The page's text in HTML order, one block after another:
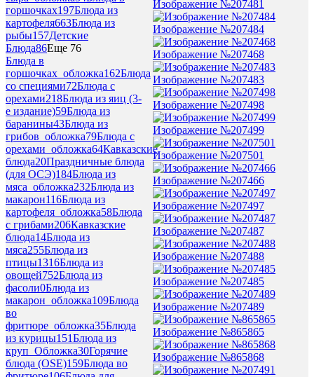
горшочках197Блюда из
картофеля663Блюда из
рыбы157Детские
Блюда86Еще 76
Блюда в
горшочках_обложка162Блюда
со специями72Блюда с
орехами218Блюда из яиц (3-
е издание)59Блюда из
баранины43Блюда из
грибов_обложка79Блюда с
орехами_обложка64Кавказские
блюда20Праздничные блюда
(для ОСЭ)184Блюда из
мяса_обложка232Блюда из
макарон116Блюда из
картофеля_обложка58Блюда
с грибами206Кавказские
блюда14Блюда из
мяса255Блюда из
птицы1316Блюда из
овощей752Блюда из
фасоли0Блюда из
макарон_обложка109Блюда
во
фритюре_обложка35Блюда
из курицы151Блюда из
круп_Обложка30Горячие
блюда (OSE)159Блюда во
Изображение №207481
Изображение №207484
Изображение №207468
Изображение №207483
Изображение №207498
Изображение №207499
Изображение №207501
Изображение №207466
Изображение №207497
Изображение №207487
Изображение №207488
Изображение №207485
Изображение №207489
Изображение №865865
Изображение №865868